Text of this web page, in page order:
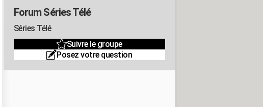
Forum Séries Télé
Séries Télé
Suivre le groupe
Posez votre question